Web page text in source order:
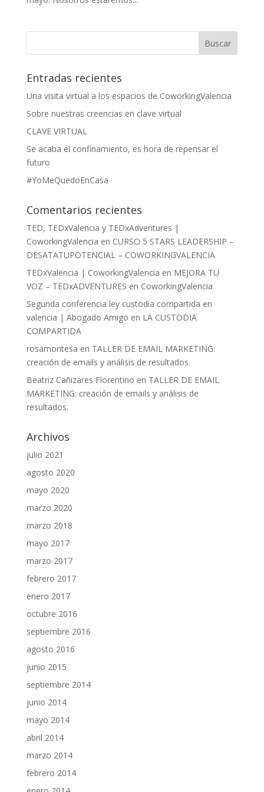
Entradas recientes
Una visita virtual a los espacios de CoworkingValencia
Sobre nuestras creencias en clave virtual
CLAVE VIRTUAL
Se acaba el confinamiento, es hora de repensar el
futuro
#YoMeQuedoEnCasa
Comentarios recientes
TED, TEDxValencia y TEDxAdventures |
CoworkingValencia en CURSO 5 STARS LEADERSHIP –
DESATATUPOTENCIAL – COWORKINGVALENCIA
TEDxValencia | CoworkingValencia en MEJORA TU
VOZ – TEDxADVENTURES en CoworkingValencia
Segunda conferencia ley custodia compartida en
valencia | Abogado Amigo en LA CUSTODIA
COMPARTIDA
rosamontesa en TALLER DE EMAIL MARKETING:
creación de emails y análisis de resultados.
Beatriz Cañizares Florentino en TALLER DE EMAIL
MARKETING: creación de emails y análisis de
resultados.
Archivos
julio 2021
agosto 2020
mayo 2020
marzo 2020
marzo 2018
mayo 2017
marzo 2017
febrero 2017
enero 2017
octubre 2016
septiembre 2016
agosto 2016
junio 2015
septiembre 2014
junio 2014
mayo 2014
abril 2014
marzo 2014
febrero 2014